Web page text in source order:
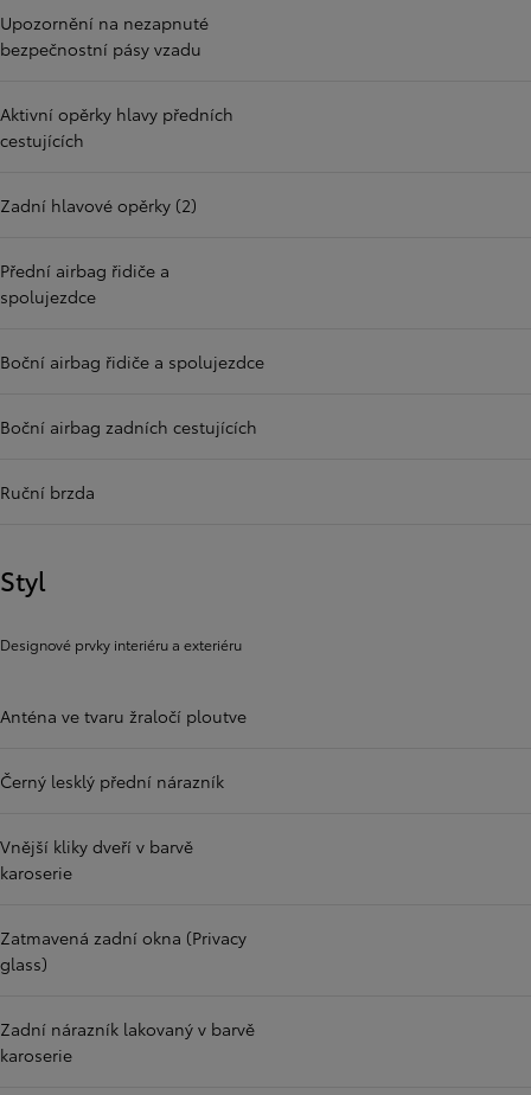
Upozornění na nezapnuté
bezpečnostní pásy vzadu
Aktivní opěrky hlavy předních
cestujících
Zadní hlavové opěrky (2)
Přední airbag řidiče a
spolujezdce
Boční airbag řidiče a spolujezdce
Boční airbag zadních cestujících
Ruční brzda
Styl
Designové prvky interiéru a exteriéru
Anténa ve tvaru žraločí ploutve
Černý lesklý přední nárazník
Vnější kliky dveří v barvě
karoserie
Zatmavená zadní okna (Privacy
glass)
Zadní nárazník lakovaný v barvě
karoserie